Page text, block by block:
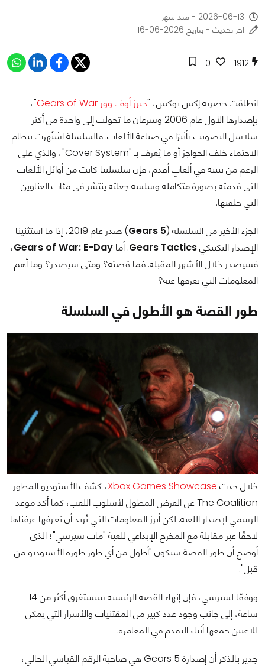
2026-06-13 - منذ شهر
اخر تحديث - بتاريخ 2026-06-16
1912
0
انطلقت حصرية إكس بوكس، "جيرز أوف وور Gears of War
"،
بإصدارها الأول عام 2006 وسرعان ما تحولت إلى واحدة من أكثر
سلاسل التصويب تأثيرًا في صناعة الألعاب. فالسلسلة اشتُهرت بنظام
الاحتماء خلف الحواجز أو ما يُعرف بـ "Cover System"، والذي على
الرغم من تبنيه في ألعابٍ أقدم، فإن سلسلتنا كانت من أوائل الألعاب
التي قدمته بصورة متكاملة وسلسة جعلته ينتشر في مئات العناوين
التي خلفتها.
الجزء الأخير من السلسلة (Gears 5
) صدر عام 2019، إذا ما استثنينا
الإصدار التكتيكيGears Tactics. أما Gears of War: E-Day،
فسيصدر خلال الأشهر المقبلة. فما قصته؟ ومتى سيصدر؟ وما أهم
المعلومات التي نعرفها عنه؟
طور القصة هو الأطول في السلسلة
خلال حدث Xbox Games Showcase، كشف الأستوديو المطور
The Coalition عن العرض المطول لأسلوب اللعب، كما أكد موعد
الرسمي لإصدار اللعبة. لكن أبرز المعلومات التـي نُريد أن نعـرفها عرفناها
لاحقًا عبر مقابلة مع المخرج الإبداعي للعبة "مات سيرسي"؛ الذي
أوضح أن طور القصة سيكون "أطول من أي طور طوره الأستوديو من
قبل".
ووفقًا لسيرسي، فإن إنهاء القصة الرئيسية سيستغرق أكثر من 14
ساعة، إلى جانب وجود عدد كبير من المقتنيات والأسرار التي يمكن
للاعبين جمعها أثناء التقدم في المغامرة.
جدير بالذكر أن إصدارة Gears 5 هي صاحبة الرقم القياسي الحالي،